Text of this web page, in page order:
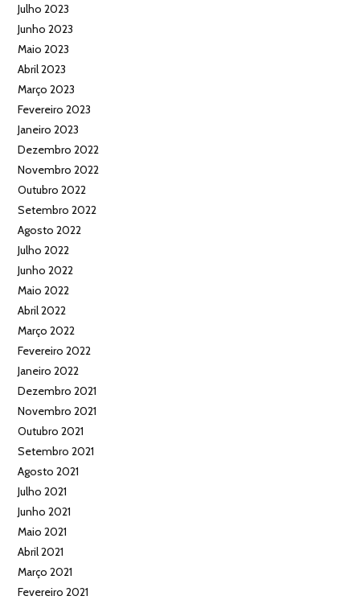
Julho 2023
Junho 2023
Maio 2023
Abril 2023
Março 2023
Fevereiro 2023
Janeiro 2023
Dezembro 2022
Novembro 2022
Outubro 2022
Setembro 2022
Agosto 2022
Julho 2022
Junho 2022
Maio 2022
Abril 2022
Março 2022
Fevereiro 2022
Janeiro 2022
Dezembro 2021
Novembro 2021
Outubro 2021
Setembro 2021
Agosto 2021
Julho 2021
Junho 2021
Maio 2021
Abril 2021
Março 2021
Fevereiro 2021